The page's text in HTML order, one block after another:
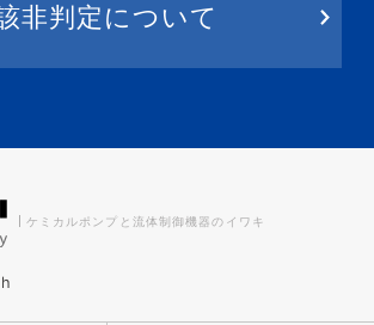
非判定について
ケミカルポンプと流体制御機器のイワキ